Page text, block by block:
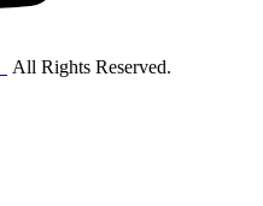
All Rights Reserved.